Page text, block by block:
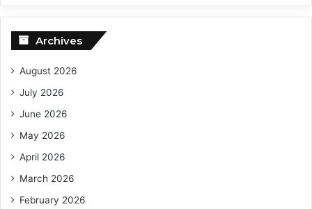
Archives
August 2026
July 2026
June 2026
May 2026
April 2026
March 2026
February 2026